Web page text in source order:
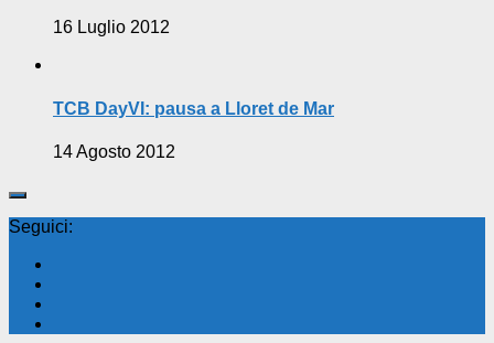
16 Luglio 2012
TCB DayVI: pausa a Lloret de Mar
14 Agosto 2012
Seguici: